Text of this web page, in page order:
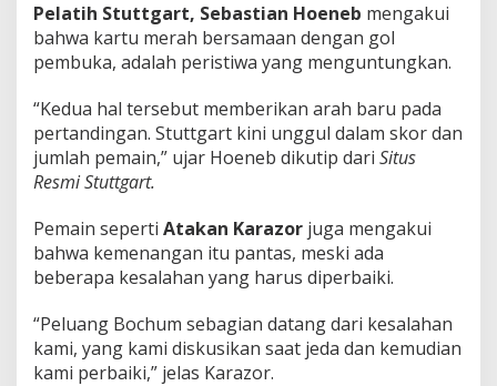
Pelatih Stuttgart, Sebastian Hoeneb mengakui
bahwa kartu merah bersamaan dengan gol
pembuka, adalah peristiwa yang menguntungkan.
“Kedua hal tersebut memberikan arah baru pada
pertandingan. Stuttgart kini unggul dalam skor dan
jumlah pemain,” ujar Hoeneb dikutip dari Situs
Resmi Stuttgart.
Pemain seperti Atakan Karazor juga mengakui
bahwa kemenangan itu pantas, meski ada
beberapa kesalahan yang harus diperbaiki.
“Peluang Bochum sebagian datang dari kesalahan
kami, yang kami diskusikan saat jeda dan kemudian
kami perbaiki,” jelas Karazor.